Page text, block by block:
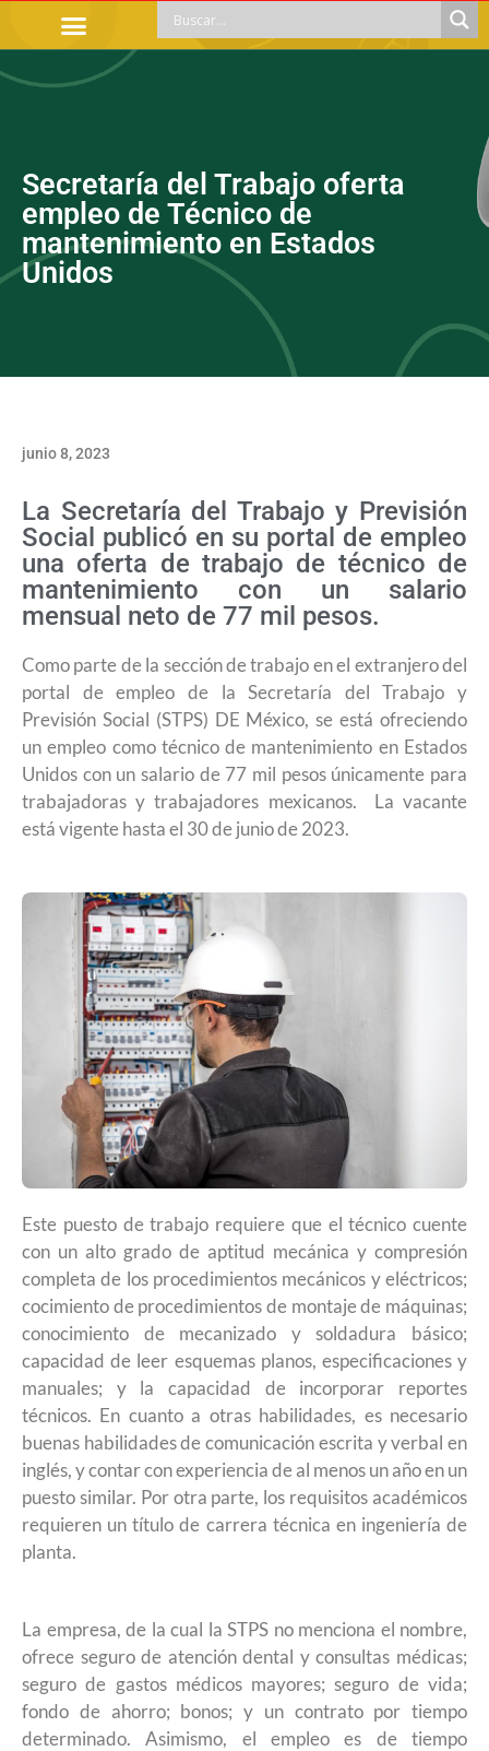
Secretaría del Trabajo oferta
empleo de Técnico de
mantenimiento en Estados
Unidos
junio 8, 2023
La Secretaría del Trabajo y Previsión
Social publicó en su portal de empleo
una oferta de trabajo de técnico de
mantenimiento con un salario
mensual neto de 77 mil pesos.
Como parte de la sección de trabajo en el extranjero del
portal de empleo de la Secretaría del Trabajo y
Previsión Social (STPS) DE México, se está ofreciendo
un empleo como técnico de mantenimiento en Estados
Unidos con un salario de 77 mil pesos únicamente para
trabajadoras y trabajadores mexicanos. La vacante
está vigente hasta el 30 de junio de 2023.
Este puesto de trabajo requiere que el técnico cuente
con un alto grado de aptitud mecánica y compresión
completa de los procedimientos mecánicos y eléctricos;
cocimiento de procedimientos de montaje de máquinas;
conocimiento de mecanizado y soldadura básico;
capacidad de leer esquemas planos, especificaciones y
manuales; y la capacidad de incorporar reportes
técnicos. En cuanto a otras habilidades, es necesario
buenas habilidades de comunicación escrita y verbal en
inglés, y contar con experiencia de al menos un año en un
puesto similar. Por otra parte, los requisitos académicos
requieren un título de carrera técnica en ingeniería de
planta.
La empresa, de la cual la STPS no menciona el nombre,
ofrece seguro de atención dental y consultas médicas;
seguro de gastos médicos mayores; seguro de vida;
fondo de ahorro; bonos; y un contrato por tiempo
determinado. Asimismo, el empleo es de tiempo